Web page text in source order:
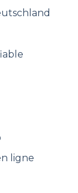
ligne